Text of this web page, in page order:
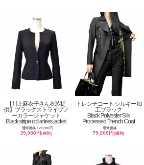
【川上麻衣子さん衣装提
供】ブラックストライプノ
ーカラージャケット
Black stripe collarless jacket
通常価格 120,000円
39,000円(税別)
トレンチコート シルキー加
工ブラック
Black Polyester Silk
Processed Trench Coat
通常価格
79,000円(税別)